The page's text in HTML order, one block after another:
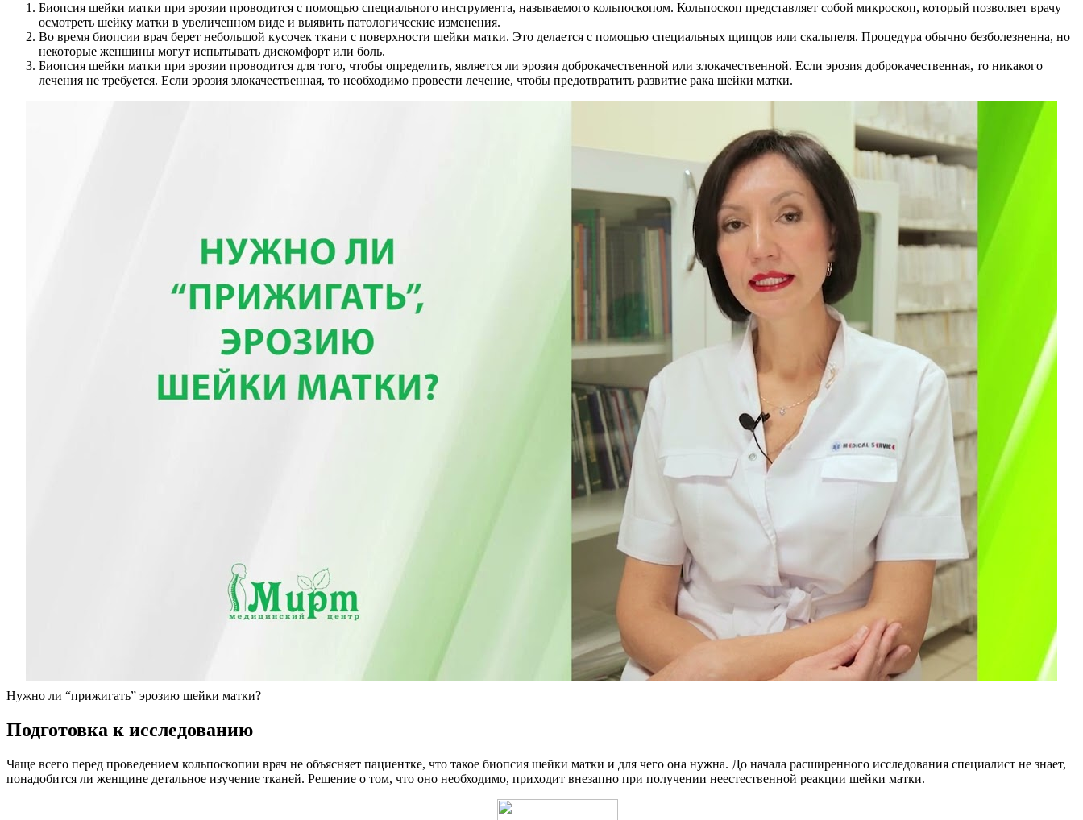
Биопсия шейки матки при эрозии проводится с помощью специального инструмента, называемого кольпоскопом. Кольпоскоп представляет собой микроскоп, который позволяет врачу
осмотреть шейку матки в увеличенном виде и выявить патологические изменения.
Во время биопсии врач берет небольшой кусочек ткани с поверхности шейки матки. Это делается с помощью специальных щипцов или скальпеля. Процедура обычно безболезненна, но
некоторые женщины могут испытывать дискомфорт или боль.
Биопсия шейки матки при эрозии проводится для того, чтобы определить, является ли эрозия доброкачественной или злокачественной. Если эрозия доброкачественная, то никакого
лечения не требуется. Если эрозия злокачественная, то необходимо провести лечение, чтобы предотвратить развитие рака шейки матки.
Нужно ли “прижигать” эрозию шейки матки?
Подготовка к исследованию
Чаще всего перед проведением кольпоскопии врач не объясняет пациентке, что такое биопсия шейки матки и для чего она нужна. До начала расширенного исследования специалист не знает,
понадобится ли женщине детальное изучение тканей. Решение о том, что оно необходимо, приходит внезапно при получении неестественной реакции шейки матки.